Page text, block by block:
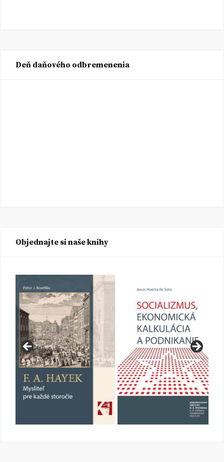
Deň daňového odbremenenia
Objednajte si naše knihy